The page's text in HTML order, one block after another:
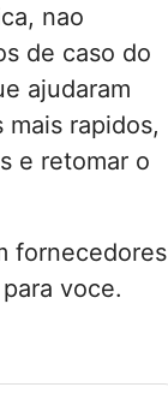
nao
de caso do
ajudaram
rapidos,
e retomar o
fornecedores
voce.